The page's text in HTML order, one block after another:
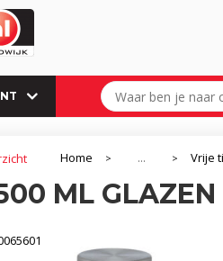
Home > ... > Vrije
ML GLAZEN